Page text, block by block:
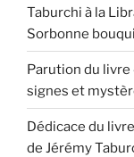
Taburchi à la
Sorbonne
Parution du livre
signes et
Dédicace du
de Jérémy